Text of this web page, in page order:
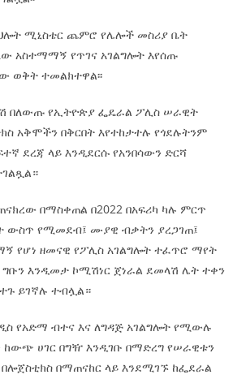
ሚኒስቴር ጨምሮ የሌሎች መስሪያ ቤት
አስተማማኝ የጥገና አገልግሎት እየሰጡ
ወቅት ተመልክተዋል፡፡
በለውጡ የኢትዮጵያ ፌዴራል ፖሊስ ሠራዊት
አቅሞችን በቅርበት እየተከታተሉ የጎደሉትንም
ደረጃ ላይ እንዲደርሱ የአንበሳውን ድርሻ
በማስቀጠል በ2022 በአፍሪካ ካሉ ምርጥ
ውስጥ የሚመደብ፤ ሙያዊ ብቃትን ያረጋገጠ፤
የሆነ ዘመናዊ የፖሊስ አገልግሎት ተፈጥሮ ማየት
እንዲመታ ኮሚሽነር ጀነራል ደመላሽ ሌት ተቀን
ይገኛሉ ተብሏል።
የአድማ ብተና እና ለግዳጅ አገልግሎት የሚውሉ
ከውጭ ሀገር በግዥ እንዲገቡ በማድረግ የሠራዊቱን
በሎጀስቲክስ በማጠናከር ላይ እንደሚገኙ ከፌደራል